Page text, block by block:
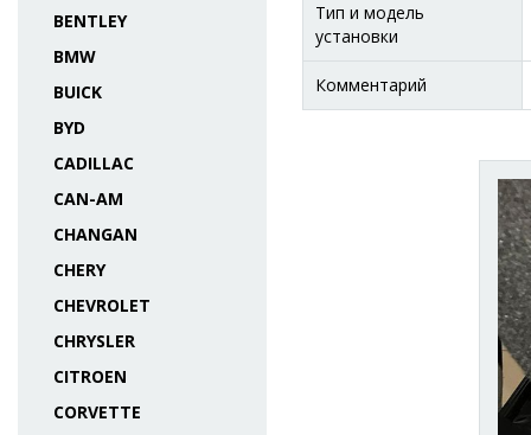
BENTLEY
BMW
BUICK
BYD
CADILLAC
CAN-AM
CHANGAN
CHERY
CHEVROLET
CHRYSLER
CITROEN
CORVETTE
Тип и модель
установки
Комментарий